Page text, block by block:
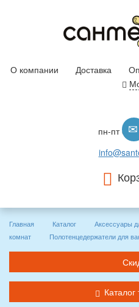
О компании Доставка
пн-пт с
Главная Каталог
Аксессуары
комнат
Полотенцедержатели для
Каталог